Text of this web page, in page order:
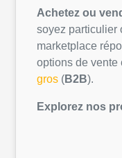
Achetez ou
soyez particulier
marketplace
options de vente
gros (B2B).
Explorez nos